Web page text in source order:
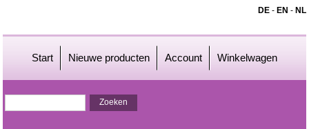
DE- EN - NL
Start Nieuwe producten Account Winkelwagen